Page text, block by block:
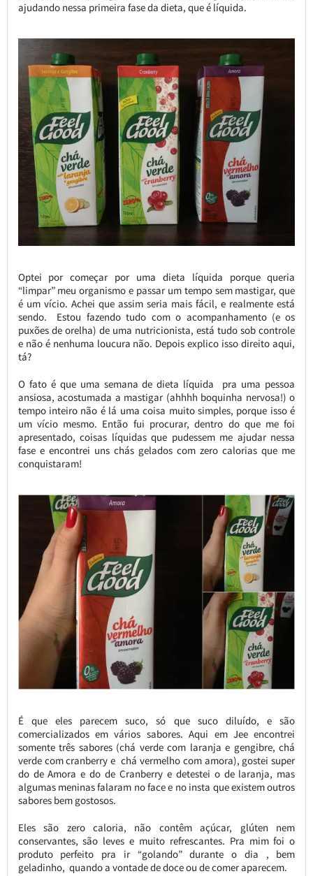
ajudando nessa primeira fase da dieta, que é líquida.
Optei por começar por uma dieta líquida porque queria
“limpar” meu organismo e passar um tempo sem mastigar, que
é um vício. Achei que assim seria mais fácil, e realmente está
sendo. Estou fazendo tudo com o acompanhamento (e os
puxões de orelha) de uma nutricionista, está tudo sob controle
e não é nenhuma loucura não. Depois explico isso direito aqui,
tá?
O fato é que uma semana de dieta líquida pra uma pessoa
ansiosa, acostumada a mastigar (ahhhh boquinha nervosa!) o
tempo inteiro não é lá uma coisa muito simples, porque isso é
um vício mesmo. Então fui procurar, dentro do que me foi
apresentado, coisas líquidas que pudessem me ajudar nessa
fase e encontrei uns chás gelados com zero calorias que me
conquistaram!
É que eles parecem suco, só que suco diluído, e são
comercializados em vários sabores. Aqui em Jee encontrei
somente três sabores (chá verde com laranja e gengibre, chá
verde com cranberry e chá vermelho com amora), gostei super
do de Amora e do de Cranberry e detestei o de laranja, mas
algumas meninas falaram no face e no insta que existem outros
sabores bem gostosos.
Eles são zero caloria, não contêm açúcar, glúten nem
conservantes, são leves e muito refrescantes. Pra mim foi o
produto perfeito pra ir “golando” durante o dia , bem
geladinho, quando a vontade de doce ou de comer aparecem.